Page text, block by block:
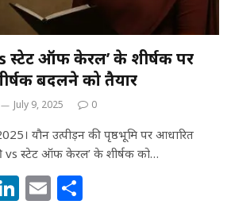
स्टेट ऑफ केरल’ के शीर्षक पर
बदलने को तैयार
July 9, 2025 0
यौन उत्पीड़न की पृष्ठभूमि पर आधारित
vs स्टेट ऑफ केरल’ के शीर्षक को…
Li E